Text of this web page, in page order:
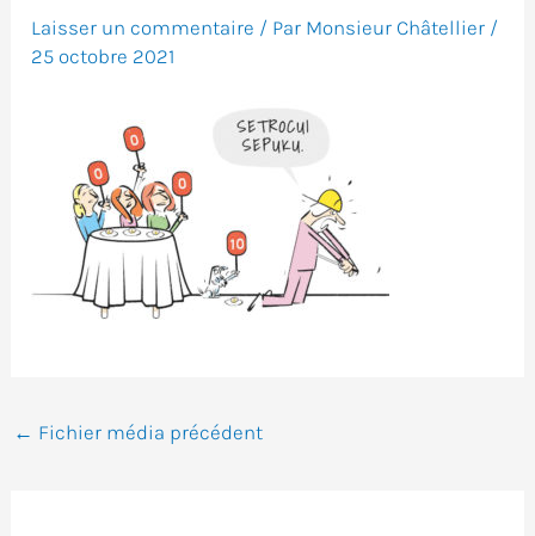
Laisser un commentaire / Par Monsieur Châtellier /
25 octobre 2021
← Fichier média précédent